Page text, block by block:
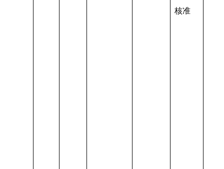
核准